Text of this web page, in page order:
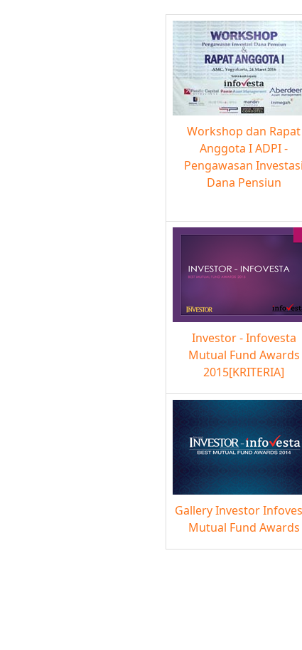
Workshop dan Rapat
Anggota I ADPI -
Pengawasan Investasi
Dana Pensiun
Investor - Infovesta
Mutual Fund Awards
2015[KRITERIA]
Gallery Investor
Mutual Fund Awards